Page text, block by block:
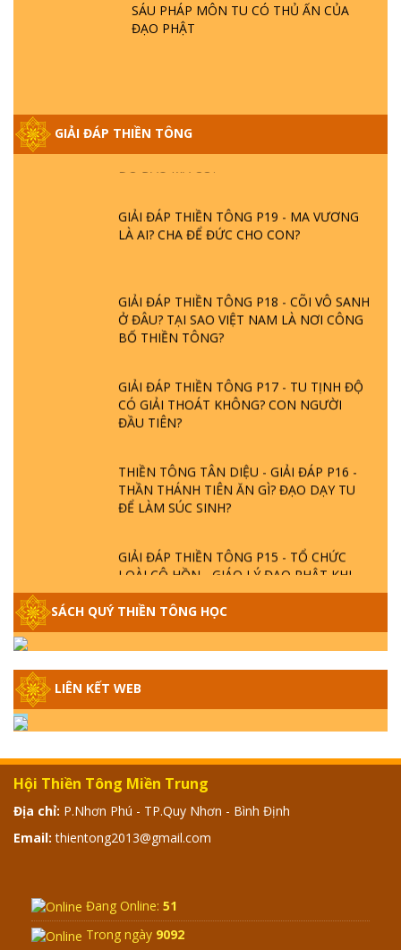
SÁU PHÁP MÔN TU CÓ THỦ ẤN CỦA
ĐẠO PHẬT
GIẢI ĐÁP THIỀN TÔNG
GIẢI ĐÁP VỀ LỄ TIỄN THIỀN TÔNG SƯ
GIẢI ĐÁP THIỀN TÔNG ĐẶC BIỆT PHẦN 20
- BÁC NGUYỄN NHÂN LÀ AI? PHIỀN NÃO
DO ĐÂU MÀ CÓ?
GIẢI ĐÁP THIỀN TÔNG P19 - MA VƯƠNG
LÀ AI? CHA ĐỂ ĐỨC CHO CON?
GIẢI ĐÁP THIỀN TÔNG P18 - CÕI VÔ SANH
Ở ĐÂU? TẠI SAO VIỆT NAM LÀ NƠI CÔNG
BỐ THIỀN TÔNG?
GIẢI ĐÁP THIỀN TÔNG P17 - TU TỊNH ĐỘ
CÓ GIẢI THOÁT KHÔNG? CON NGƯỜI
ĐẦU TIÊN?
THIỀN TÔNG TÂN DIỆU - GIẢI ĐÁP P16 -
THẦN THÁNH TIÊN ĂN GÌ? ĐẠO DẠY TU
ĐỂ LÀM SÚC SINH?
GIẢI ĐÁP THIỀN TÔNG P15 - TỔ CHỨC
LOÀI CÔ HỒN - GIÁO LÝ ĐẠO PHẬT KHI
GIẢI ĐÁP THIỀN TÔNG ĐẶC BIỆT - P14 -
NGUỒN GỐC ÂM LỊCH DƯƠNG LỊCH -
TẦNG BÌNH LƯU LỚN ĐẾN ĐÂU
CON NGƯỜI TU THÀNH PHẬT ĐƯỢC
SỰ THẬT VỀ ĐẠI HỒNG THỦY? TRỜI ĐÁNH
THÁNH ĐÂM THẦN VẶN HỌNG?
SÁCH QUÝ THIỀN TÔNG HỌC
LIÊN KẾT WEB
Hội Thiền Tông Miền Trung
Địa chỉ: P.Nhơn Phú - TP.Quy Nhơn - Bình Định
Email: thientong2013@gmail.com
Đang Online: 51
Trong ngày 9092